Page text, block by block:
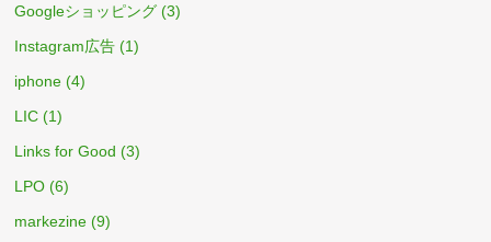
Googleショッピング (3)
Instagram広告 (1)
iphone (4)
LIC (1)
Links for Good (3)
LPO (6)
markezine (9)